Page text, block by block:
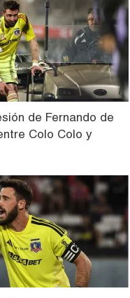
de Fernando de
Colo Colo y